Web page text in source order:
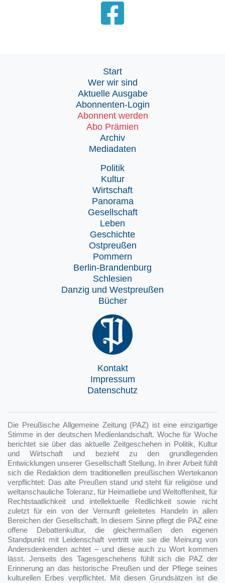
Start
Wer wir sind
Aktuelle Ausgabe
Abonnenten-Login
Abonnent werden
Abo Prämien
Archiv
Mediadaten
Politik
Kultur
Wirtschaft
Panorama
Gesellschaft
Leben
Geschichte
Ostpreußen
Pommern
Berlin-Brandenburg
Schlesien
Danzig und Westpreußen
Bücher
Kontakt
Impressum
Datenschutz
Die Preußische Allgemeine Zeitung (PAZ) ist eine einzigartige
Stimme in der deutschen Medienlandschaft. Woche für Woche
berichtet sie über das aktuelle Zeitgeschehen in Politik, Kultur
und Wirtschaft und bezieht zu den grundlegenden
Entwicklungen unserer Gesellschaft Stellung. In ihrer Arbeit fühlt
sich die Redaktion dem traditionellen preußischen Wertekanon
verpflichtet: Das alte Preußen stand und steht für religiöse und
weltanschauliche Toleranz, für Heimatliebe und Weltoffenheit, für
Rechtstaatlichkeit und intellektuelle Redlichkeit sowie nicht
zuletzt für ein von der Vernunft geleitetes Handeln in allen
Bereichen der Gesellschaft. In diesem Sinne pflegt die PAZ eine
offene Debattenkultur, die gleichermaßen den eigenen
Standpunkt mit Leidenschaft vertritt wie sie die Meinung von
Andersdenkenden achtet – und diese auch zu Wort kommen
lässt. Jenseits des Tagesgeschehens fühlt sich die PAZ der
Erinnerung an das historische Preußen und der Pflege seines
kulturellen Erbes verpflichtet. Mit diesen Grundsätzen ist die